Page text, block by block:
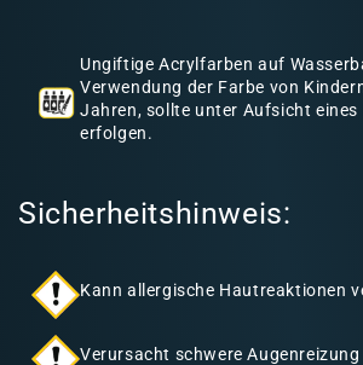
Ungiftige Acrylfarben auf
Verwendung der Farbe von
Jahren, sollte unter Aufsicht eines
erfolgen.
Sicherheitshinweis:
Kann allergische Hautreaktionen
Verursacht schwere Augenreizung